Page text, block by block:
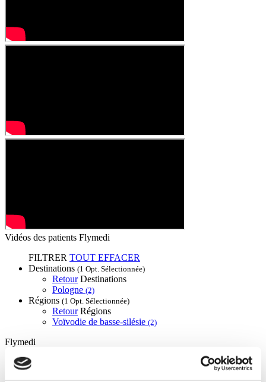
Vidéos des patients Flymedi
FILTRER TOUT EFFACER
Destinations (1 Opt. Sélectionnée)
Retour Destinations
Pologne (2)
Régions (1 Opt. Sélectionnée)
Retour Régions
Voïvodie de basse-silésie (2)
Flymedi
TÜRSAB – Les transactions sur flymedi.com sont gérées par
MIRAC SARA TOURISM, une agence de voyage de